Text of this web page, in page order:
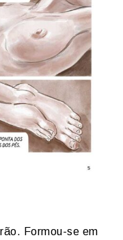
Formou-se em